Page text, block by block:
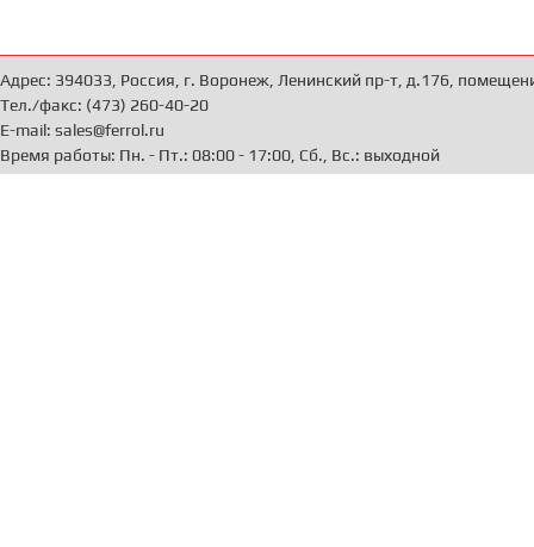
Адрес: 394033, Россия, г. Воронеж, Ленинский пр-т, д.176,
Тел./факс: (473) 260-40-20
E-mail: sales@ferrol.ru
Время работы: Пн. - Пт.: 08:00 - 17:00, Сб., Вс.: выходной